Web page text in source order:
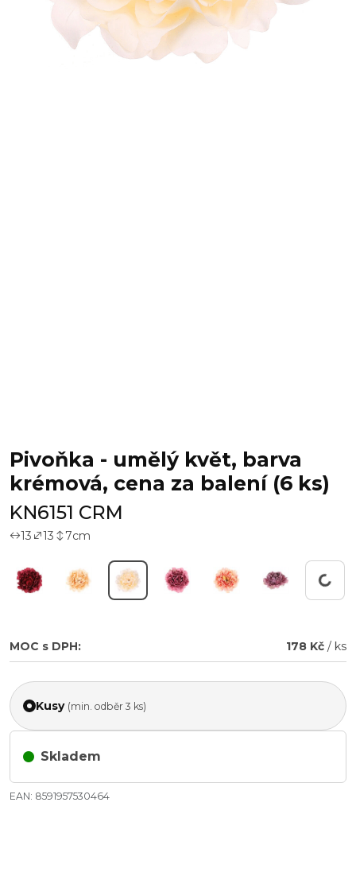
Pivoňka - umělý květ, barva
krémová, cena za balení (6 ks)
KN6151 CRM
13 13 7cm
Pracuji...
MOC s DPH: 178 Kč / ks
Kusy (min. odběr 3 ks)
Skladem
EAN: 8591957530464